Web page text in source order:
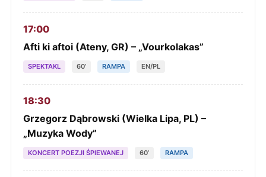
17:00
Afti ki aftoi (Ateny, GR) – „Vourkolakas”
SPEKTAKL 60’ RAMPA EN/PL
18:30
Grzegorz Dąbrowski (Wielka Lipa, PL) –
„Muzyka Wody”
KONCERT POEZJI ŚPIEWANEJ 60’ RAMPA